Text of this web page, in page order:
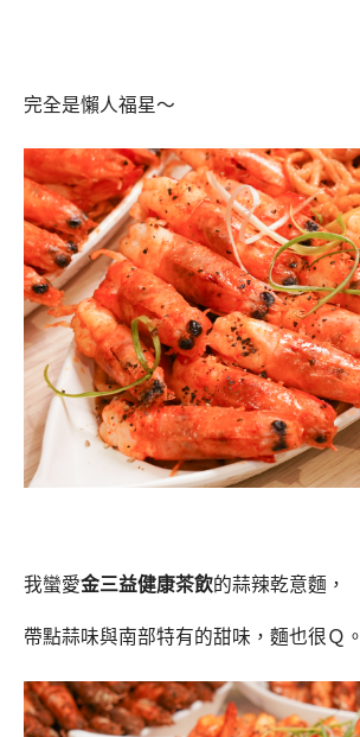
完全是懶人福星～
我蠻愛金三益健康茶飲的蒜辣乾意麵，
帶點蒜味與南部特有的甜味，麵也很Ｑ。